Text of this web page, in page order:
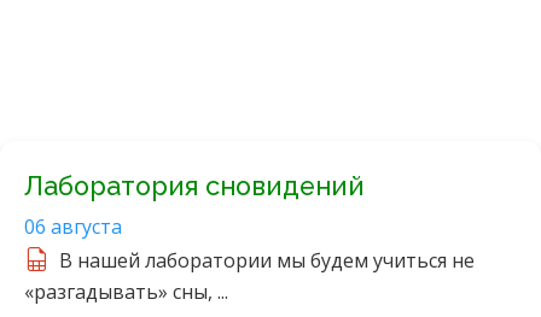
Лаборатория сновидений
06 августа
В нашей лаборатории мы будем учиться не
«разгадывать» сны, ...